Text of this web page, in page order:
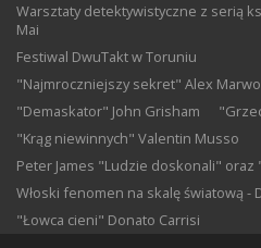
Warsztaty detektywistyczne z serią książek o przygodach Lessego i
Mai
Festiwal DwuTakt w Toruniu
"Najmroczniejszy sekret" Alex
"Demaskator" John Grisham
"Krąg niewinnych" Valentin Musso
Peter James "Ludzie doskonali"
Włoski fenomen na skalę światową -
"Łowca cieni" Donato Carrisi